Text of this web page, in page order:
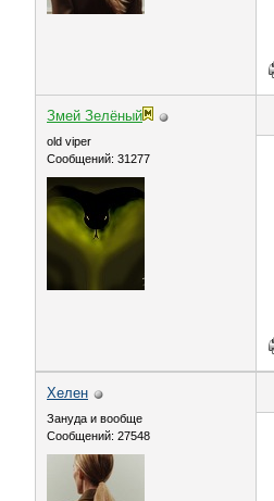
Змей Зелёный
old viper
Сообщений: 31277
Хелен
Зануда и вообще
Сообщений: 27548